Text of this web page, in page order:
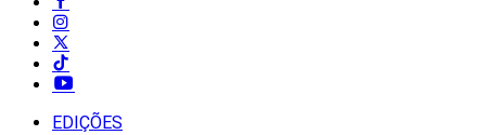
EDIÇÕES